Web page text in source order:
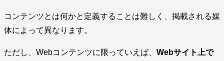
コンテンツとは何かと定義することは難しく、掲載される媒
体によって異なります。
ただし、Webコンテンツに限っていえば、 Webサイト上で